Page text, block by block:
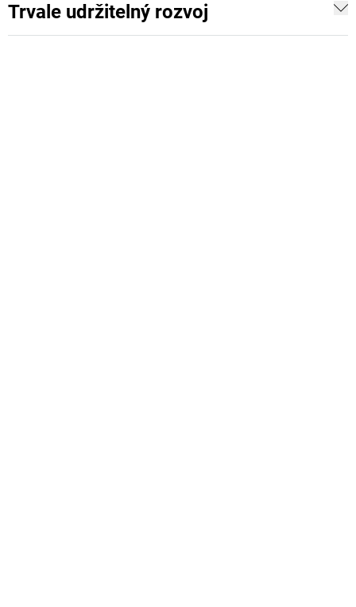
Trvale udržitelný rozvoj